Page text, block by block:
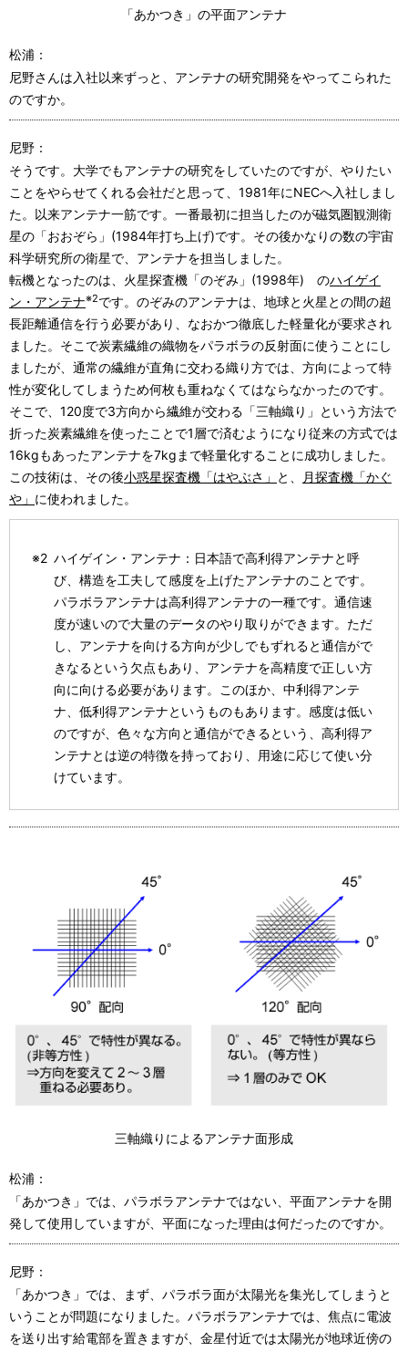
「あかつき」の平面アンテナ
松浦：
尼野さんは入社以来ずっと、アンテナの研究開発をやってこられた
のですか。
尼野：
そうです。大学でもアンテナの研究をしていたのですが、やりたい
ことをやらせてくれる会社だと思って、1981年にNECへ入社しまし
た。以来アンテナ一筋です。一番最初に担当したのが磁気圏観測衛
星の「おおぞら」(1984年打ち上げ)です。その後かなりの数の宇宙
科学研究所の衛星で、アンテナを担当しました。
転機となったのは、火星探査機「のぞみ」(1998年) のハイゲイ
ン・アンテナ※2です。のぞみのアンテナは、地球と火星との間の超
長距離通信を行う必要があり、なおかつ徹底した軽量化が要求され
ました。そこで炭素繊維の織物をパラボラの反射面に使うことにし
ましたが、通常の繊維が直角に交わる織り方では、方向によって特
性が変化してしまうため何枚も重ねなくてはならなかったのです。
そこで、120度で3方向から繊維が交わる「三軸織り」という方法で
折った炭素繊維を使ったことで1層で済むようになり従来の方式では
16kgもあったアンテナを7kgまで軽量化することに成功しました。
この技術は、その後小惑星探査機「はやぶさ」 と、
月探査機「かぐ
や」 に使われました。
※2 ハイゲイン・アンテナ：日本語で高利得アンテナと呼
び、構造を工夫して感度を上げたアンテナのことです。
パラボラアンテナは高利得アンテナの一種です。通信速
度が速いので大量のデータのやり取りができます。ただ
し、アンテナを向ける方向が少しでもずれると通信がで
きなるという欠点もあり、アンテナを高精度で正しい方
向に向ける必要があります。このほか、中利得アンテ
ナ、低利得アンテナというものもあります。感度は低い
のですが、色々な方向と通信ができるという、高利得ア
ンテナとは逆の特徴を持っており、用途に応じて使い分
けています。
三軸織りによるアンテナ面形成
松浦：
「あかつき」では、パラボラアンテナではない、平面アンテナを開
発して使用していますが、平面になった理由は何だったのですか。
尼野：
「あかつき」では、まず、パラボラ面が太陽光を集光してしまうと
いうことが問題になりました。パラボラアンテナでは、焦点に電波
を送り出す給電部を置きますが、金星付近では太陽光が地球近傍の